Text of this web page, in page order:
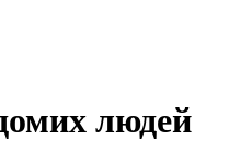
людей